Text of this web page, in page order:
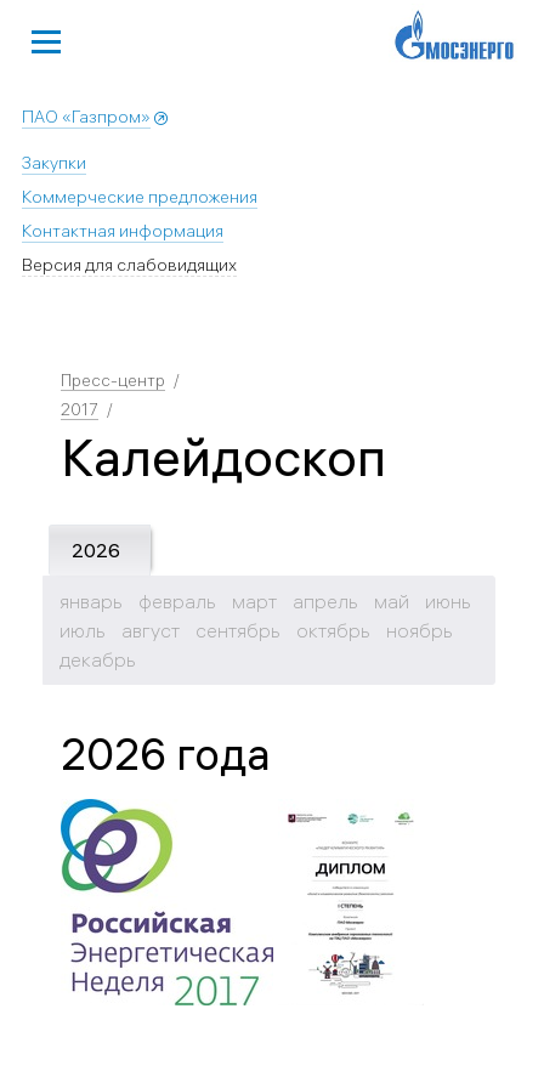
ПАО «Газпром»
Закупки
Коммерческие предложения
Контактная информация
Версия для слабовидящих
Пресс-центр
2017
Калейдоскоп
2026
январь февраль март апрель май
июнь
июль
август сентябрь октябрь
ноябрь
декабрь
2026 года